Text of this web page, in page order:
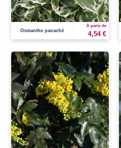
Osmanthe panaché
À partir de
4,54 €